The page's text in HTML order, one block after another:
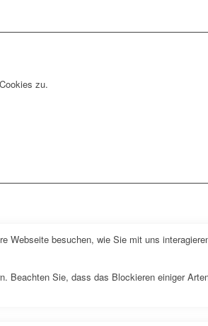
zu.
besuchen, wie Sie mit uns
Beachten Sie, dass das Blockieren einiger